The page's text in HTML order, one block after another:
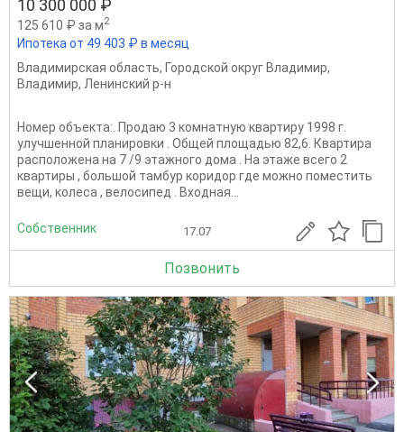
10 300 000 ₽
125 610 ₽ за м2
Ипотека от 49 403 ₽ в месяц
Владимирская область, Городской округ Владимир,
Владимир, Ленинский р-н
Номер объекта:. Продаю 3 комнатную квартиру 1998 г.
улучшенной планировки . Общей площадью 82,6. Квартира
расположена на 7 /9 этажного дома . На этаже всего 2
квартиры , большой тамбур коридор где можно поместить
вещи, колеса , велосипед . Входная...
Собственник 17.07
Позвонить